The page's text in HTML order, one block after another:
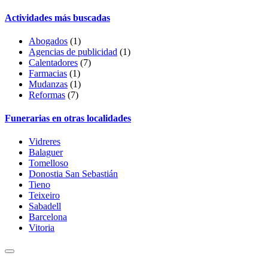
Actividades más buscadas
Abogados (1)
Agencias de publicidad (1)
Calentadores (7)
Farmacias (1)
Mudanzas (1)
Reformas (7)
Funerarias en otras localidades
Vidreres
Balaguer
Tomelloso
Donostia San Sebastián
Tieno
Teixeiro
Sabadell
Barcelona
Vitoria